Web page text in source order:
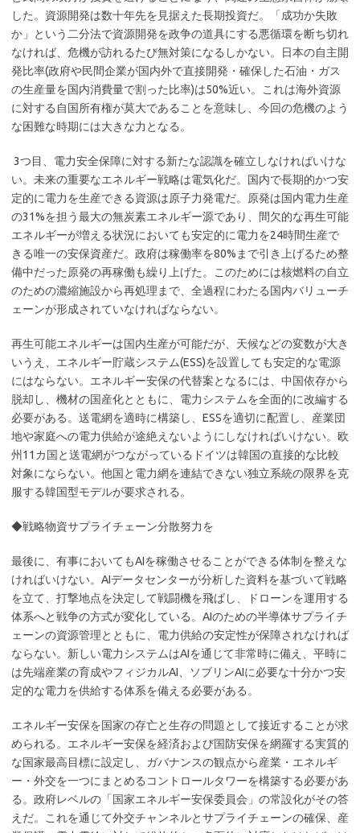
した。資源開発は数十年先を見据えた長期投資だ。「成功か失敗
か」という二分法で資源開発を政争の道具にする悪循環を断ち切れ
なければ、危機が訪れるたび無対策になるしかない。日本の自主開
発比率(政府や民間企業が国内外で直接開発・確保した石油・ガス
の生産量を国内消費量で割った比率)は50%近い。これは海外資源
に対する自国所有権が莫大であることを意味し、今回の危機のよう
な困難な時期には大きな力となる。
3つ目、電力安全保障に対する新たな認識を確立しなければいけな
い。未来の重要なエネルギー戦略は電気化だ。国内で長期的かつ安
定的に電力を生産できる資源は原子力発電だ。原発は国内電力生産
の31%を担う最大の無炭素エネルギー源であり、間欠的な再生可能
エネルギーが増える状況においても安定的に電力を24時間生産で
きる唯一の安保資産だ。政府は稼働率を80%まで引き上げるため整
備中だった原発の再稼働も繰り上げた。このためには核燃料の自立
のための濃縮施設から再処理まで、全過程にわたる国内バリューチ
ェーンが形成されていなければならない。
再生可能エネルギーは国内生産が可能だが、天候などの変数が大き
いうえ、エネルギー貯蔵システム(ESS)を設置しても安定的な電源
にはならない。エネルギー安保の代替案となるには、中国依存から
脱却し、機材の国産化とともに、電力システムを全面的に改編する
必要がある。送電網を適時に構築し、ESSを適切に配置し、産業団
地や家庭への電力供給が途絶えないようにしなければいけない。欧
州11カ国と送電網がつながっているドイツは韓国の直接的な比較
対象にならない。他国と電力網を連結できない独立系統の限界を克
服する韓国型モデルが要求される。
◆戦略物資サプライチェーン分散努力を
最後に、有事においてもAIを稼働させることができる体制を整えな
ければいけない。AIデータセンターが分析した資料を基づいて戦略
を立て、打撃地点を決定して戦闘機を飛ばし、ドローンを運用する
体系へと戦争の方式が変化している。AIのための半導体サプライチ
ェーンの資源管理とともに、電力供給の安定性が保障されなければ
ならない。新しい電力システムはAIを通じて非常時に備え、平時に
は先端産業の育成やフィジカルAI、ソブリンAIに必要な十分かつ安
定的な電力を供給する体系を備える必要がある。
エネルギー安保を国家の存亡と生存の問題として接近することが求
められる。エネルギー安保を経済および国防安保を網羅する実質的
な国家最高目標に設定し、ガバナンスの観点から産業・エネルギ
ー・外交を一つにまとめるコントロールタワーを構築する必要があ
る。政府レベルの「国家エネルギー安保委員会」の常設化がその答
えだ。これを通じて外交チャンネルとサプライチェーンの確保、産